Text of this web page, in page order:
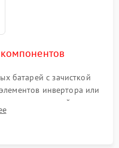
батарей с зачисткой
инвертора или
радиодеталей.
дорожек и